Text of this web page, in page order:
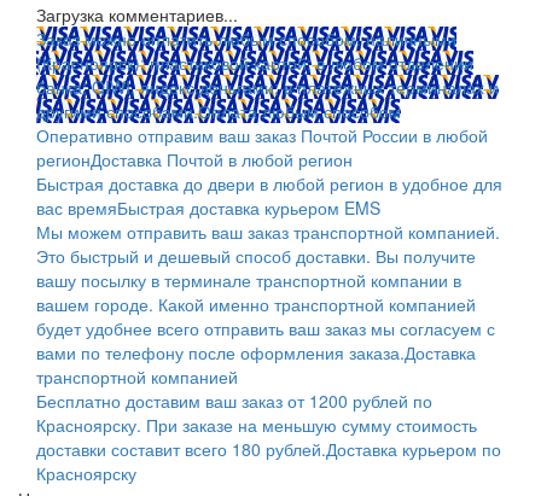
Загрузка комментариев...
Заказ можно оплатить любым способом: наличными
(Красноярск); пластиковой картой; в любом отделении
банка; QIWI, яндекс.деньгами; в платежных терминалах и
другими способами.Оплата любым способом
Оперативно отправим ваш заказ Почтой России в любой
регионДоставка Почтой в любой регион
Быстрая доставка до двери в любой регион в удобное для
вас времяБыстрая доставка курьером EMS
Мы можем отправить ваш заказ транспортной компанией.
Это быстрый и дешевый способ доставки. Вы получите
вашу посылку в терминале транспортной компании в
вашем городе. Какой именно транспортной компанией
будет удобнее всего отправить ваш заказ мы согласуем с
вами по телефону после оформления заказа.Доставка
транспортной компанией
Бесплатно доставим ваш заказ от 1200 рублей по
Красноярску. При заказе на меньшую сумму стоимость
доставки составит всего 180 рублей.Доставка курьером по
Красноярску